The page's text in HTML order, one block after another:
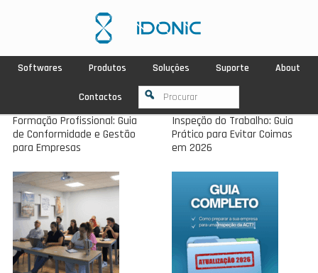
Softwares Produtos Soluções Suporte About
Contactos
Formação Profissional: Guia
de Conformidade e Gestão
para Empresas
Inspeção do Trabalho: Guia
Prático para Evitar Coimas
em 2026